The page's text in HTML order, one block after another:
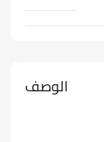
الوصف